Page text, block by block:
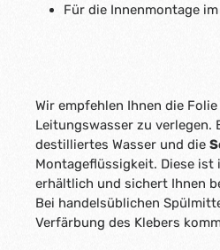
Für die Innenmontage im
Wir empfehlen Ihnen die
Leitungswasser zu verlegen.
destilliertes Wasser und die
Montageflüssigkeit. Diese ist
erhältlich und sichert Ihnen
Bei handelsüblichen
Verfärbung des Klebers